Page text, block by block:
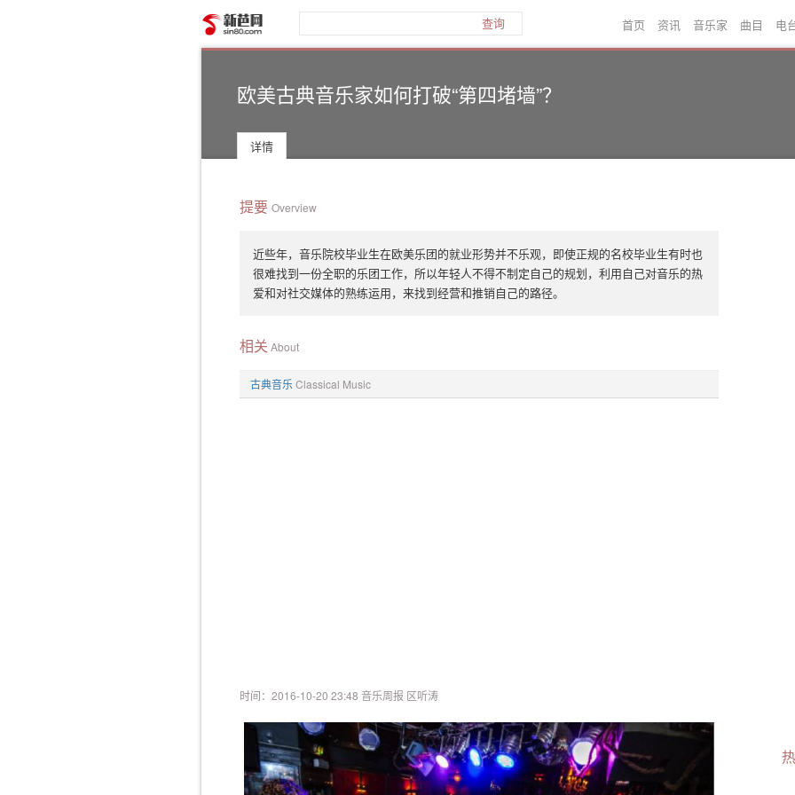
查询 首页 资讯 音乐家 曲目 电
欧美古典音乐家如何打破“第四堵墙”？
详情
提要 Overview
近些年，音乐院校毕业生在欧美乐团的就业形势并不乐观，即使正规的名校毕业生有时也
很难找到一份全职的乐团工作，所以年轻人不得不制定自己的规划，利用自己对音乐的热
爱和对社交媒体的熟练运用，来找到经营和推销自己的路径。
相关 About
古典音乐 Classical Music
时间：2016-10-20 23:48 音乐周报 区听涛